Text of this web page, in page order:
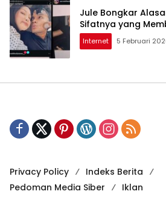
Jule Bongkar
Sifatnya yang
Internet 5 Februari
Privacy Policy
Indeks Berita
Pedoman Media Siber
Iklan